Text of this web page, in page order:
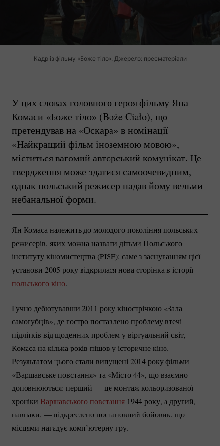
Кадр із фільму «Боже тіло». Джерело: пресматеріали
У цих словах головного героя фільму Яна
Комаси «Боже тіло» (Boże Ciało), що
претендував на «Оскара» в номінації
«Найкращий фільм іноземною мовою»,
міститься вагомий авторський комунікат. Це
твердження може здатися самоочевидним,
однак польський режисер надав йому вельми
небанальної форми.
Ян Комаса належить до молодого покоління польських
режисерів, яких можна назвати дітьми Польського
інституту кіномистецтва (PISF): саме з заснуванням цієї
установи 2005 року відкрилася нова сторінка в історії
польського кіно.
Гучно дебютувавши 2011 року кінострічкою «Зала
самогубців», де гостро поставлено проблему втечі
підлітків від щоденних проблем у віртуальний світ,
Комаса на кілька років пішов у історичне кіно.
Результатом цього стали випущені 2014 року фільми
«Варшавське повстання» та «Місто 44», що взаємно
доповнюються: перший — це монтаж кольоризованої
хроніки Варшавського повстання 1944 року, а другий,
навпаки, — підкреслено постановний бойовик, що
місцями нагадує комп’ютерну гру.